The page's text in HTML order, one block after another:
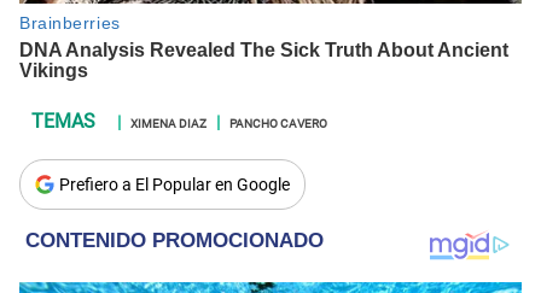
XIMENA DIAZ PANCHO CAVERO
Prefiero a El Popular en Google